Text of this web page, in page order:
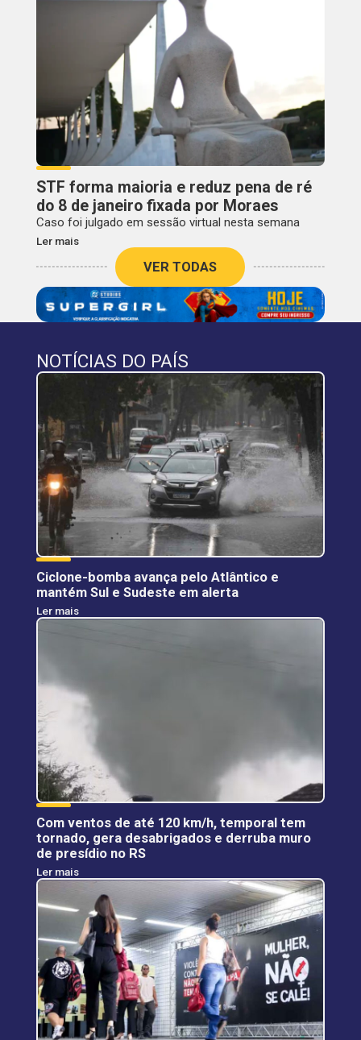
STF forma maioria e reduz pena de ré
do 8 de janeiro fixada por Moraes
Caso foi julgado em sessão virtual nesta semana
Ler mais
VER TODAS
NOTÍCIAS DO PAÍS
Ciclone-bomba avança pelo Atlântico e
mantém Sul e Sudeste em alerta
Ler mais
Com ventos de até 120 km/h, temporal tem
tornado, gera desabrigados e derruba muro
de presídio no RS
Ler mais